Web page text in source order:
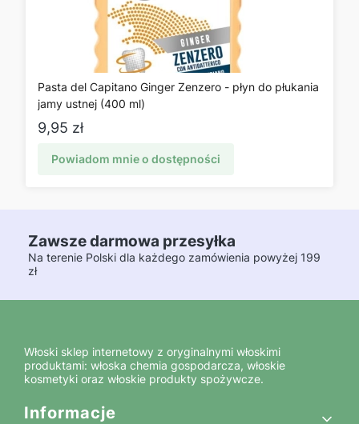
Pasta del Capitano Ginger Zenzero - płyn do płukania
jamy ustnej (400 ml)
Cena
9,95 zł
Powiadom mnie o dostępności
Zawsze darmowa przesyłka
Na terenie Polski dla każdego zamówienia powyżej 199
zł
Włoski sklep internetowy z oryginalnymi włoskimi
produktami: włoska chemia gospodarcza, włoskie
kosmetyki oraz włoskie produkty spożywcze.
Linki w stopce
Informacje